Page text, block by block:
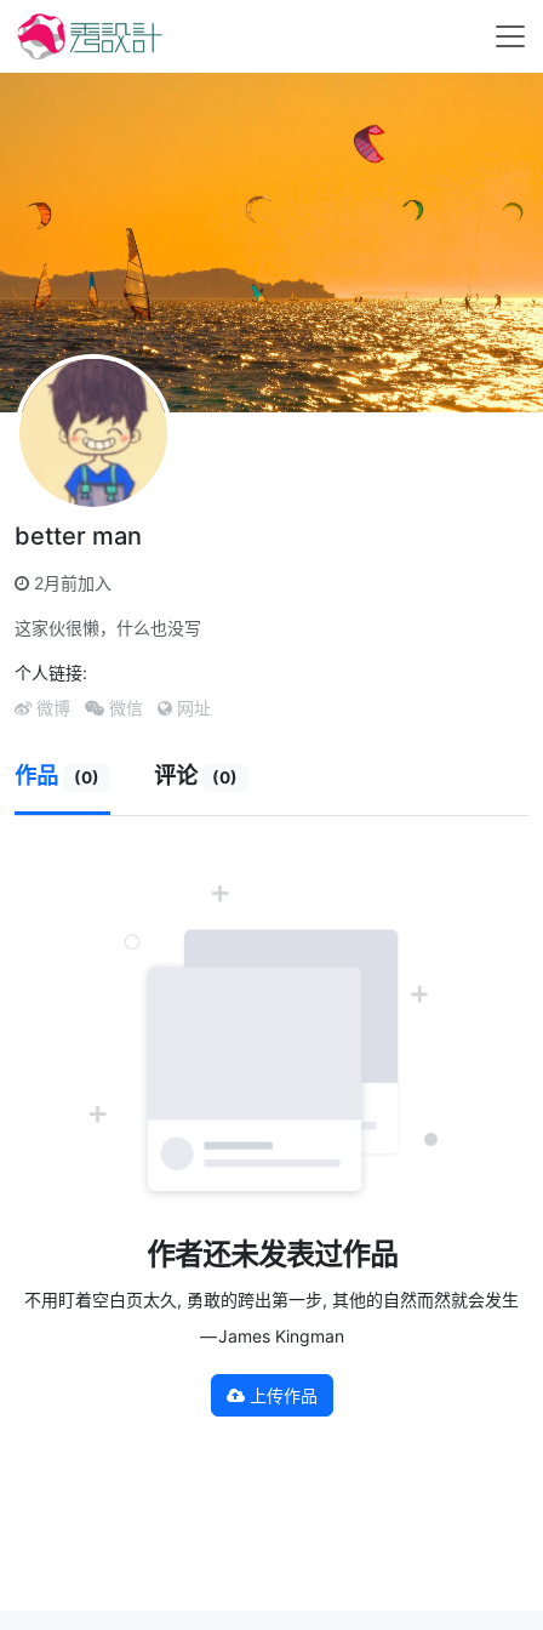
better man
2月前加入
这家伙很懒，什么也没写
个人链接:
微博 微信 网址
作品 (0) 评论 (0)
作者还未发表过作品
不用盯着空白页太久, 勇敢的跨出第一步, 其他的自然而然就会发生
— James Kingman
上传作品